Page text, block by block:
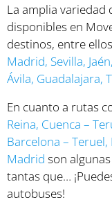
La amplia variedad
disponibles en
destinos, entre
Madrid, Sevilla, Jaén,
Ávila, Guadalajara,
En cuanto a rutas
Reina, Cuenca –
Barcelona – Teruel,
Madrid son
tantas que…
autobuses!